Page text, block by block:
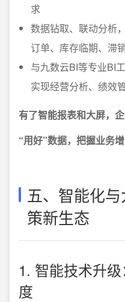
求
数据钻取、联动分析
订单、库存临期、滞
与九数云BI等专业BI
实现经营分析、绩效
有了智能报表和大屏，
“用好”数据，把握业务
五、智能化
策新生态
1. 智能技术升
度